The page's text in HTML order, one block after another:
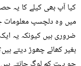
کیا آپ بھی کیلے کا یہ
میں وہ دلچسپ معلومات
ضروری ہیں کیونکہ یہ
بغیر کھائے چھوڑ دیتے